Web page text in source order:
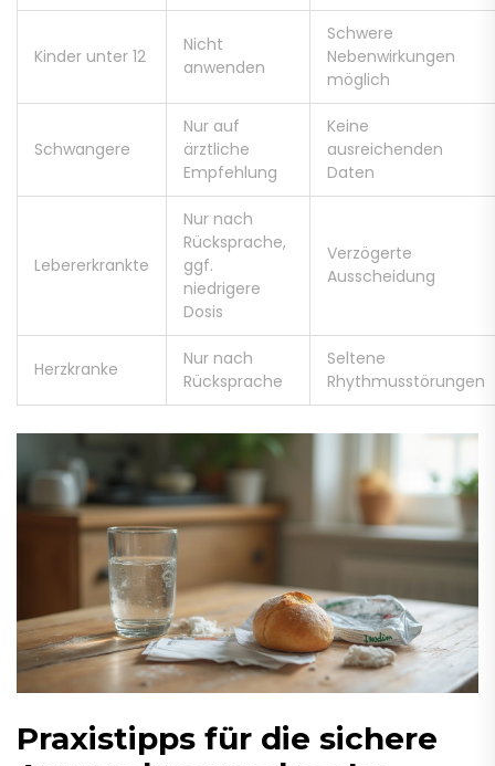
Kinder unter 12
Nicht
anwenden
Schwere
Nebenwirkungen
möglich
Schwangere
Nur auf
ärztliche
Empfehlung
Keine
ausreichenden
Daten
Lebererkrankte
Nur nach
Rücksprache,
ggf.
niedrigere
Dosis
Verzögerte
Ausscheidung
Herzkranke
Nur nach
Rücksprache
Seltene
Rhythmusstörungen
Praxistipps für die sichere